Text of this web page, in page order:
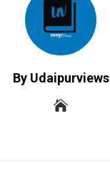
By Udaipurviews